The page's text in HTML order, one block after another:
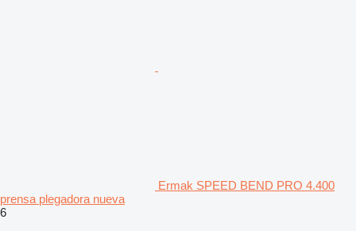
Ermak SPEED BEND PRO 4.400
prensa plegadora nueva
6